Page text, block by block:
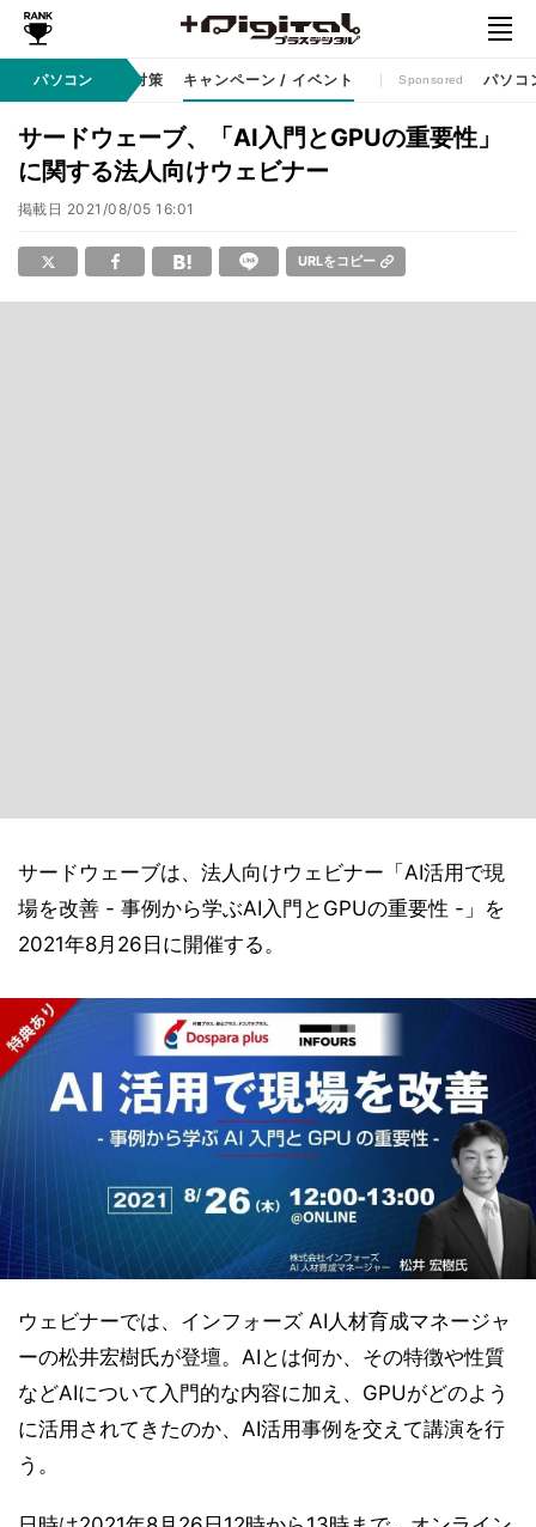
パソコン
セキュリティ対策 キャンペーン / イベント Sponsored パソコ
サードウェーブ、「AI入門とGPUの重要性」
に関する法人向けウェビナー
掲載日 2021/08/05 16:01
URLをコピー
サードウェーブは、法人向けウェビナー「AI活用で現
場を改善 - 事例から学ぶAI入門とGPUの重要性 -」を
2021年8月26日に開催する。
ウェビナーでは、インフォーズ AI人材育成マネージャ
ーの松井宏樹氏が登壇。AIとは何か、その特徴や性質
などAIについて入門的な内容に加え、GPUがどのよう
に活用されてきたのか、AI活用事例を交えて講演を行
う。